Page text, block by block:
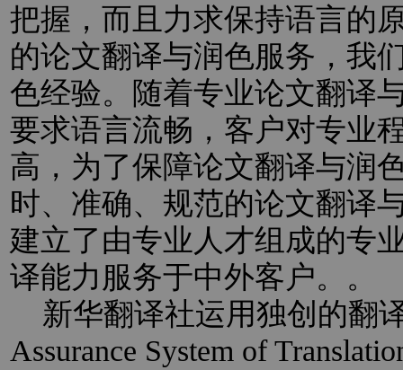
把握，而且力求保持语言的
的论文翻译与润色服务，我
色经验。随着专业论文翻译
要求语言流畅，客户对专业
高，为了保障论文翻译与润
时、准确、规范的论文翻译
建立了由专业人才组成的专
译能力服务于中外客户。。
新华翻译社运用独创的翻
Assurance System of